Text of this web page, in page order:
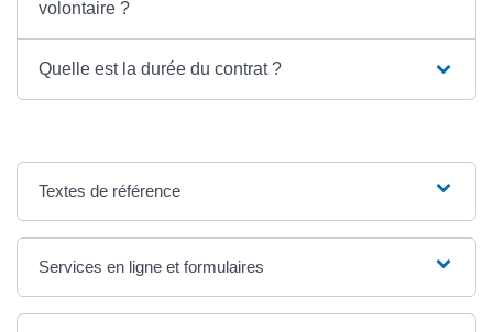
volontaire ?
Quelle est la durée du contrat ?
Textes de référence
Services en ligne et formulaires